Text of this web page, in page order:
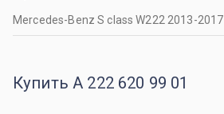
Mercedes-Benz S class W222 2013-2017
Купить A 222 620 99 01